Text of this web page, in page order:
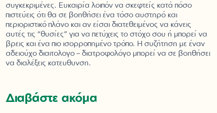
συγκεκριμένες. Ευκαιρία λοιπόν να σκεφτείς κατά πόσο
πιστεύεις ότι θα σε βοηθήσει ένα τόσο αυστηρό και
περιοριστικό πλάνο και αν είσαι διατεθειμένος να κάνεις
αυτές τις “θυσίες” για να πετύχεις το στόχο σου ή μπορεί να
βρεις και ένα πιο ισορροπημένο τρόπο. Η συζήτηση με έναν
αδειούχο διαιτολογο – διατροφολόγο μπορεί να σε βοηθήσει
να διαλέξεις κατευθυνση.
Διαβάστε ακόμα